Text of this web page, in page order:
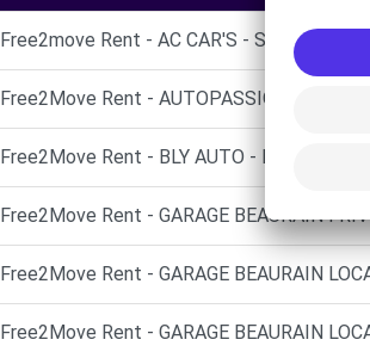
Free2move Rent - AC CAR'S - ST
Free2Move Rent - AUTOPASSION - EU (C)
Free2Move Rent - BLY AUTO - BLANGY-
Free2Move Rent - GARAGE BEAURAIN
Free2Move Rent - GARAGE BEAURAIN
Free2Move Rent - GARAGE BEAURAIN